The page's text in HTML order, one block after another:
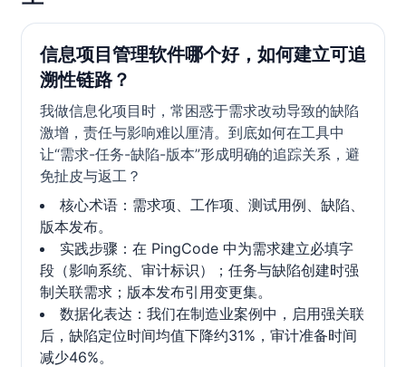
信息项目管理软件哪个好，如何建立可追
溯性链路？
我做信息化项目时，常困惑于需求改动导致的缺陷
激增，责任与影响难以厘清。到底如何在工具中
让“需求-任务-缺陷-版本”形成明确的追踪关系，避
免扯皮与返工？
核心术语：需求项、工作项、测试用例、缺陷、
版本发布。
实践步骤：在 PingCode 中为需求建立必填字
段（影响系统、审计标识）；任务与缺陷创建时强
制关联需求；版本发布引用变更集。
数据化表达：我们在制造业案例中，启用强关联
后，缺陷定位时间均值下降约31%，审计准备时间
减少46%。